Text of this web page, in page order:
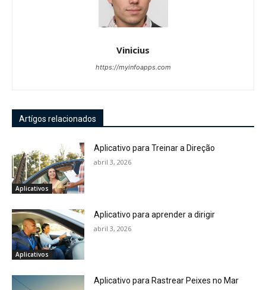
Vinicius
https://myinfoapps.com
Artígos relacionados
Aplicativos
Aplicativo para Treinar a Direção
abril 3, 2026
Aplicativos
Aplicativo para aprender a dirigir
abril 3, 2026
Aplicativo para Rastrear Peixes no Mar